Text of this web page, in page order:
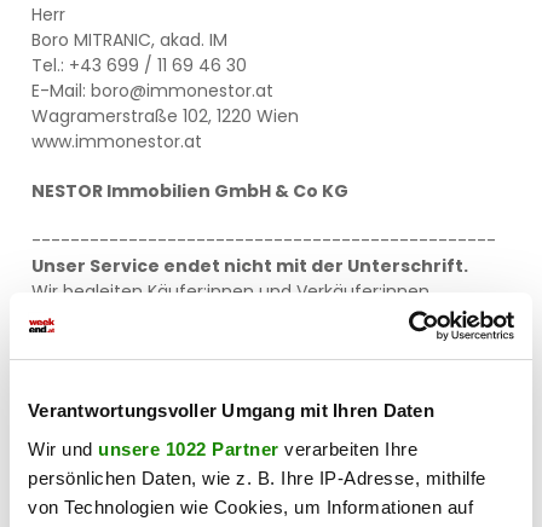
Verantwortungsvoller Umgang mit Ihren Daten
Wir und unsere 1022 Partner verarbeiten Ihre
persönlichen Daten, wie z. B. Ihre IP-Adresse, mithilfe
von Technologien wie Cookies, um Informationen auf
Herr
Boro MITRANIC, akad. IM
Tel.: +43 699 / 11 69 46 30
E-Mail: boro@immonestor.at
Wagramerstraße 102, 1220 Wien
www.immonestor.at
NESTOR Immobilien GmbH & Co KG
------------------------------------------------
Unser Service endet nicht mit der Unterschrift.
Wir begleiten Käufer:innen und Verkäufer:innen
zuverlässig bis zur Schlüsselübergabe – und darüber
hinaus. Gerne unterstützen wir auch bei Themen wie
Energieverträgen, Renovierungsmaßnahmen,
rund um die Immobilie.
------------------------------------------------
Transparenz ist uns wichtig: Unsere Immobiliencard als
Nachweis unserer gewerblichen Berechtigung können